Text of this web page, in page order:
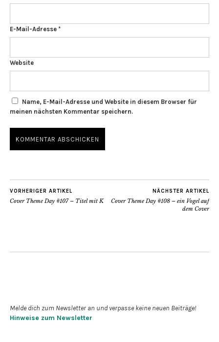
E-Mail-Adresse *
Website
Name, E-Mail-Adresse und Website in diesem Browser für
meinen nächsten Kommentar speichern.
VORHERIGER ARTIKEL
Cover Theme Day #107 – Titel mit K
NÄCHSTER ARTIKEL
Cover Theme Day #108 – ein Vogel auf
dem Cover
Melde dich zum Newsletter an und verpasse keine neuen Beiträge!
Hinweise zum Newsletter